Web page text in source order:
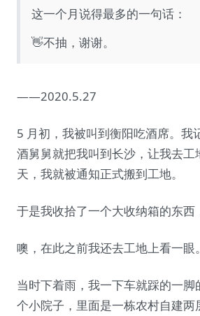
这一个月说得最多的一句话：
👋不抽，谢谢。
——2020.5.27
5 月初，我被叫到衡阳吃酒席。我
酒舅舅就把我叫到长沙，让我去工
天，我就被通知正式搬到工地。
于是我收拾了一个大收纳箱的东西
噢，在此之前我还去工地上看一眼。
当时下着雨，我一下车就踩的一脚
个小院子，里面是一栋农村自建两